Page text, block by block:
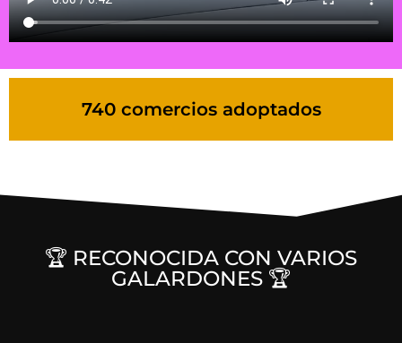
740 comercios adoptados
🏆 RECONOCIDA CON VARIOS
GALARDONES 🏆